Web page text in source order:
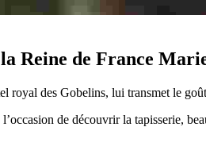
Reine de France
des Gobelins, lui transmet le
de découvrir la tapisserie,